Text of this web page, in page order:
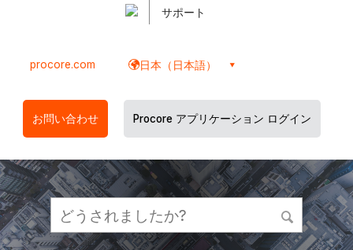
サポート
procore.com 日本（日本語）
お問い合わせ Procore アプリケーション ログイン